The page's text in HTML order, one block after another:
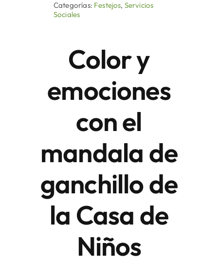
Sede Electrónica
Categorías: Festejos, Servicios
Sociales
Color y
emociones
con el
mandala de
ganchillo de
la Casa de
Niños